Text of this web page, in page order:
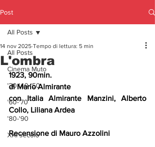
Post
All Posts
Cinema Muto
'30-'40-'50
'60-'70
'80-'90
XXI secolo
All Posts
L'ombra
14 nov 2025 Tempo di lettura: 5 min
1923, 90min.
di Mario Almirante
con Italia Almirante Manzini, Alberto
Collo, Liliana Ardea
Recensione di Mauro Azzolini